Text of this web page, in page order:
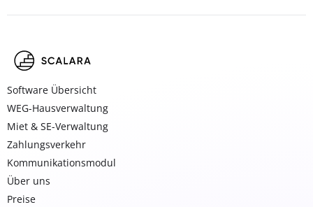
Software Übersicht
WEG-Hausverwaltung
Miet & SE-Verwaltung
Zahlungsverkehr
Kommunikationsmodul
Über uns
Preise